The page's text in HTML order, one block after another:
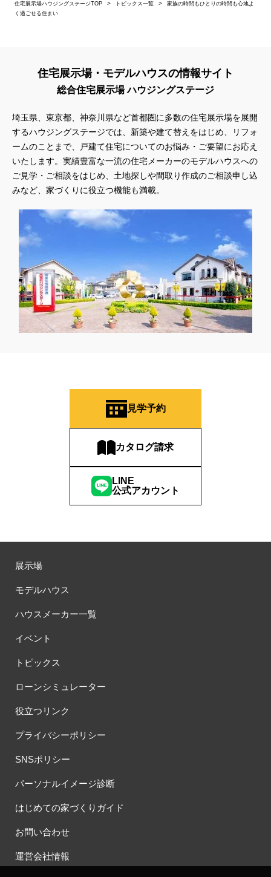
住宅展示場ハウジングステージTOP トピックス一覧
家族の時間もひとりの時間も心地よ
く過ごせる住まい
住宅展示場・モデルハウスの情報サイト
総合住宅展示場 ハウジングステージ
埼玉県、東京都、神奈川県など首都圏に多数の住宅展示場を展開
するハウジングステージでは、新築や建て替えをはじめ、リフォ
ームのことまで、戸建て住宅についてのお悩み・ご要望にお応え
いたします。実績豊富な一流の住宅メーカーのモデルハウスへの
ご見学・ご相談をはじめ、土地探しや間取り作成のご相談申し込
みなど、家づくりに役立つ機能も満載。
見学予約
カタログ請求
LINE
公式アカウント
展示場
モデルハウス
ハウスメーカー一覧
イベント
トピックス
ローンシミュレーター
役立つリンク
プライバシーポリシー
SNSポリシー
パーソナルイメージ診断
はじめての家づくりガイド
お問い合わせ
運営会社情報